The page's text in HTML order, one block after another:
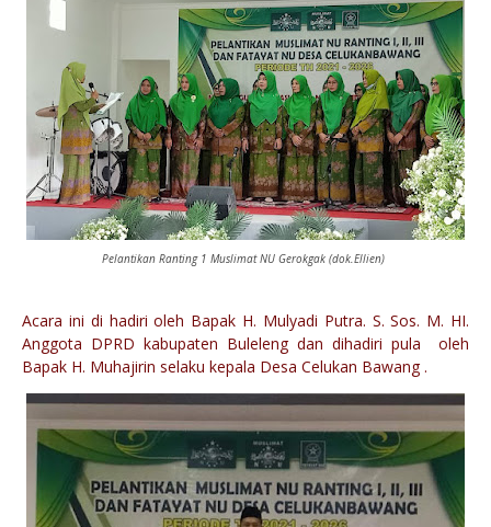
Pelantikan Ranting 1 Muslimat NU Gerokgak (dok.Ellien)
Acara ini di hadiri oleh Bapak H. Mulyadi Putra. S. Sos. M. HI.
Anggota DPRD kabupaten Buleleng dan dihadiri pula oleh
Bapak H. Muhajirin selaku kepala Desa Celukan Bawang .